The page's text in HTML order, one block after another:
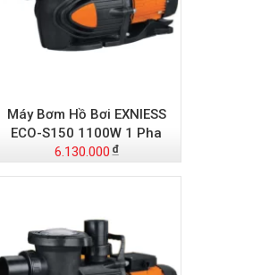
Máy Bơm Hồ Bơi EXNIESS
ECO-S150 1100W 1 Pha
6.130.000